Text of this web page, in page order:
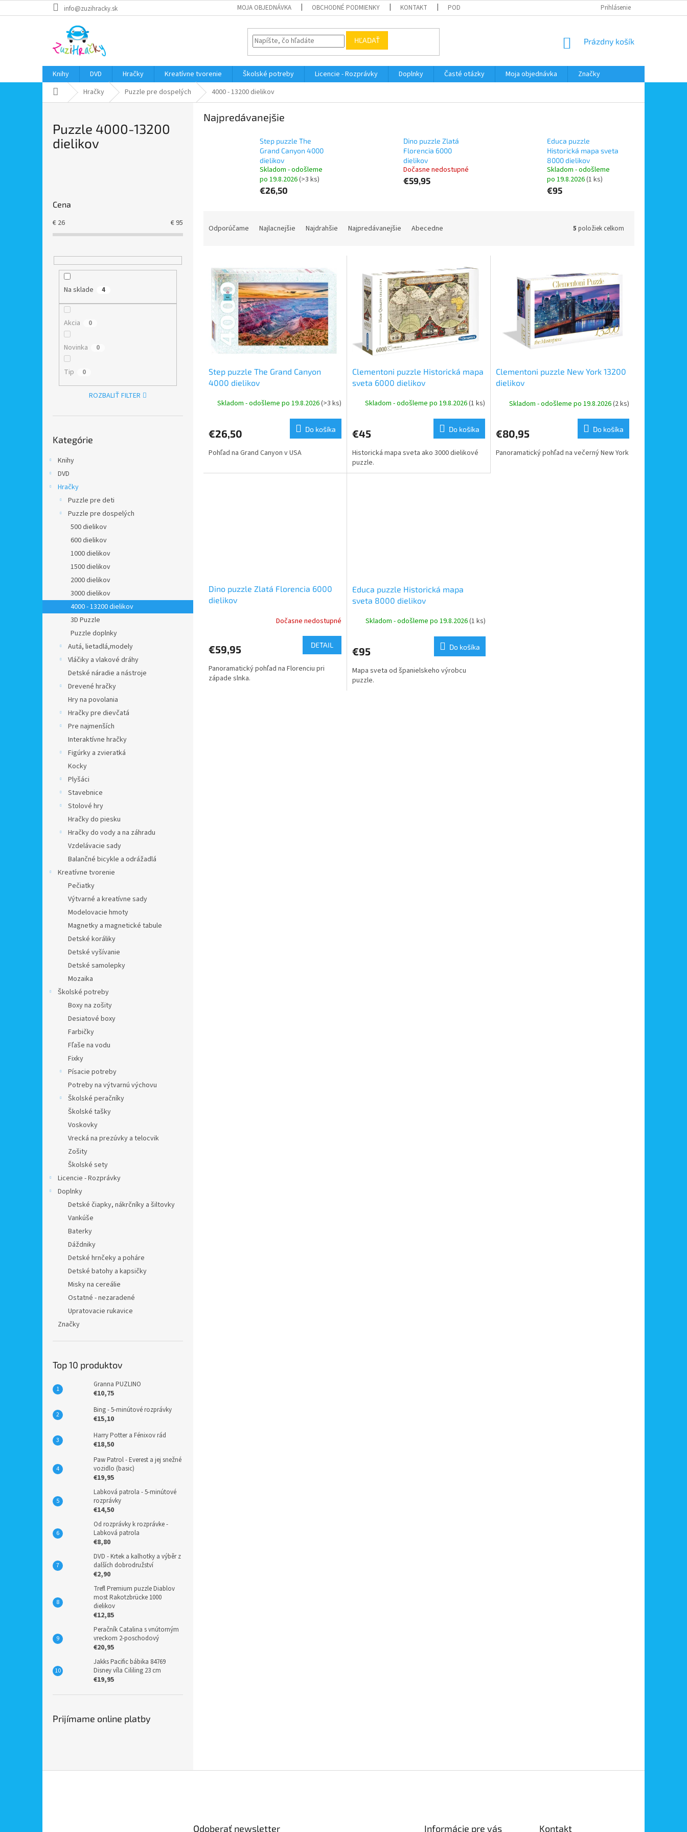
na
info@zuzihracky.sk MOJA OBJEDNÁVKA OBCHODNÉ PODMIENKY KONTAKT PODMIENKY OOÚ ODSTÚPENIE OD ZMLUVY
Prihlásenie
HĽADAŤ
NÁKUPNÝ
Prázdny košík
Knihy DVD Hračky Kreatívne tvorenie Školské potreby Licencie - Rozprávky Doplnky Časté otázky Moja objednávka
Značky
DomovHračky Puzzle pre dospelých 4000 - 13200 dielikov
Puzzle 4000-13200
dielikov
Cena
€ 26 €95
Na sklade 4
Akcia 0
Novinka 0
Tip 0
ROZBALIŤ FILTER
kategórie
Kategórie
Knihy
DVD
Hračky
Puzzle pre deti
Puzzle pre dospelých
500 dielikov
600 dielikov
1000 dielikov
1500 dielikov
2000 dielikov
3000 dielikov
4000 - 13200 dielikov
3D Puzzle
Puzzle doplnky
Autá, lietadlá,modely
Vláčiky a vlakové dráhy
Detské náradie a nástroje
Drevené hračky
Hry na povolania
Hračky pre dievčatá
Pre najmenších
Interaktívne hračky
Figúrky a zvieratká
Kocky
Plyšáci
Stavebnice
Stolové hry
Hračky do piesku
Hračky do vody a na záhradu
Vzdelávacie sady
Balančné bicykle a odrážadlá
Kreatívne tvorenie
Pečiatky
Výtvarné a kreatívne sady
Modelovacie hmoty
Magnetky a magnetické tabule
Detské koráliky
Detské vyšívanie
Detské samolepky
Mozaika
Školské potreby
Boxy na zošity
Desiatové boxy
Farbičky
Fľaše na vodu
Fixky
Písacie potreby
Potreby na výtvarnú výchovu
Školské peračníky
Školské tašky
Voskovky
Vrecká na prezúvky a telocvik
Zošity
Školské sety
Licencie - Rozprávky
Doplnky
Detské čiapky, nákrčníky a šiltovky
Vankúše
Baterky
Dáždniky
Detské hrnčeky a poháre
Detské batohy a kapsičky
Misky na cereálie
Ostatné - nezaradené
Upratovacie rukavice
Značky
Top 10 produktov
Granna PUZLINO
€10,75
Bing - 5-minútové rozprávky
€15,10
Harry Potter a Fénixov rád
€18,50
Paw Patrol - Everest a jej snežné
vozidlo (basic)
€19,95
Labková patrola - 5-minútové
rozprávky
€14,50
Od rozprávky k rozprávke -
Labková patrola
€8,80
DVD - Krtek a kalhotky a výběr z
dalších dobrodružství
€2,90
Trefl Premium puzzle Diablov
most Rakotzbrücke 1000
dielikov
€12,85
Peračník Catalina s vnútorným
vreckom 2-poschodový
€20,95
Jakks Pacific bábika 84769
Disney víla Cililing 23 cm
€19,95
Prijímame online platby
Najpredávanejšie
Step puzzle The
Grand Canyon 4000
dielikov
Skladom - odošleme
po 19.8.2026(>3 ks)
€26,50
Dino puzzle Zlatá
Florencia 6000
dielikov
Dočasne nedostupné
€59,95
Educa puzzle
Historická mapa sveta
8000 dielikov
Skladom - odošleme
po 19.8.2026(1 ks)
€95
Odporúčame Najlacnejšie Najdrahšie Najpredávanejšie Abecedne 5 položiek celkom
Step puzzle The Grand Canyon
4000 dielikov
Skladom - odošleme po 19.8.2026(>3 ks)
€26,50 Do košíka
Pohľad na Grand Canyon v USA
Clementoni puzzle Historická mapa
sveta 6000 dielikov
Skladom - odošleme po 19.8.2026(1 ks)
€45 Do košíka
Historická mapa sveta ako 3000 dielikové
puzzle.
Clementoni puzzle New York 13200
dielikov
Skladom - odošleme po 19.8.2026(2 ks)
€80,95 Do košíka
Panoramatický pohľad na večerný New York
Dino puzzle Zlatá Florencia 6000
dielikov
Dočasne nedostupné
€59,95 DETAIL
Panoramatický pohľad na Florenciu pri
západe slnka.
Educa puzzle Historická mapa
sveta 8000 dielikov
Skladom - odošleme po 19.8.2026(1 ks)
€95 Do košíka
Mapa sveta od španielskeho výrobcu
puzzle.
Odoberať newsletter Informácie pre vás Kontakt